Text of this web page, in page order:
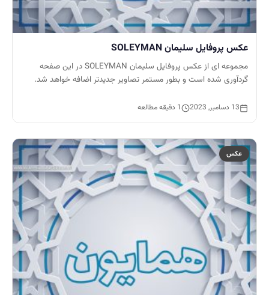
عکس پروفایل سلیمان SOLEYMAN
مجموعه ای از عکس پروفایل سلیمان SOLEYMAN در این صفحه
گردآوری شده است و بطور مستمر تصاویر جدیدتر اضافه خواهد شد.
13 دسامبر, 2023 1 دقیقه مطالعه
عکس